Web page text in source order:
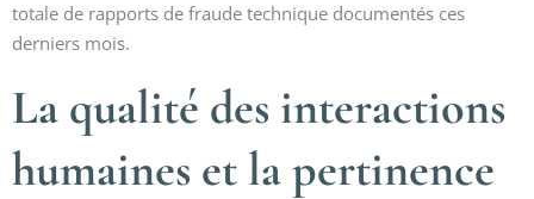
totale de rapports de fraude technique documentés ces
derniers mois.
La qualité des interactions
humaines et la pertinence